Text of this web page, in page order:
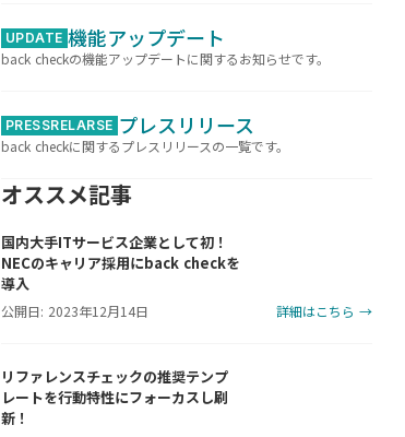
UPDATE 機能アップデート
back checkの機能アップデートに関するお知らせです。
PRESSRELARSE プレスリリース
back checkに関するプレスリリースの一覧です。
オススメ記事
国内大手ITサービス企業として初！
NECのキャリア採用にback checkを
導入
公開日: 2023年12月14日 詳細はこちら →
リファレンスチェックの推奨テンプ
レートを行動特性にフォーカスし刷
新！